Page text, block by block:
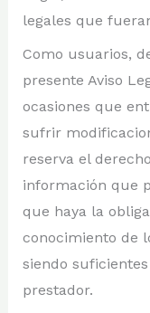
legales que
Como usuarios,
presente Aviso
ocasiones que
sufrir
reserva el
información que
que haya la
conocimiento de
siendo
prestador.